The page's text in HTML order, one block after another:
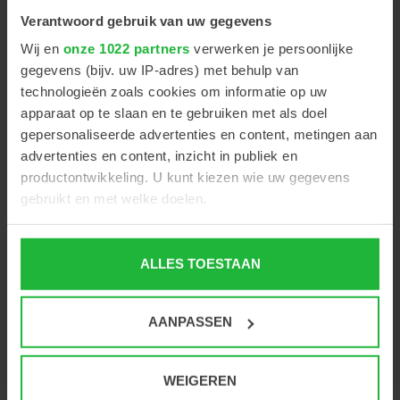
Verantwoord gebruik van uw gegevens
Wij en onze 1022 partners verwerken je persoonlijke
gegevens (bijv. uw IP-adres) met behulp van
technologieën zoals cookies om informatie op uw
apparaat op te slaan en te gebruiken met als doel
gepersonaliseerde advertenties en content, metingen aan
advertenties en content, inzicht in publiek en
productontwikkeling. U kunt kiezen wie uw gegevens
gebruikt en met welke doelen.
Als u het toestaat, willen we ook graag:
Informatie verzamelen over uw geografische locatie,
die tot een paar meter nauwkeurig kan zijn
op specifieke eigenschappen (fingerprinting)
Lees meer over hoe uw persoonlijke gegevens worden
verwerkt en stel uw voorkeuren in het
ALLES TOESTAAN
AANPASSEN
WEIGEREN
Collega in de spotlight: Toine van Wamel
Nieuw bij EyeVinci: de Meivertor
Lunchen bij EyeVinci!
Collega in de spotlight: Bart van Peenen
Tags
Computer(1)